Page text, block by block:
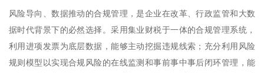
风险导向、数据推动的合规管理，是企业在改革、行政监管和大数
据时代背景下的必然选择。采用集业财税于一体的合规管理系统，
利用进项发票为底层数据，能够主动挖掘违规线索；充分利用风险
规则模型以实现合规风险的在线监测和事前事中事后闭环管理，能